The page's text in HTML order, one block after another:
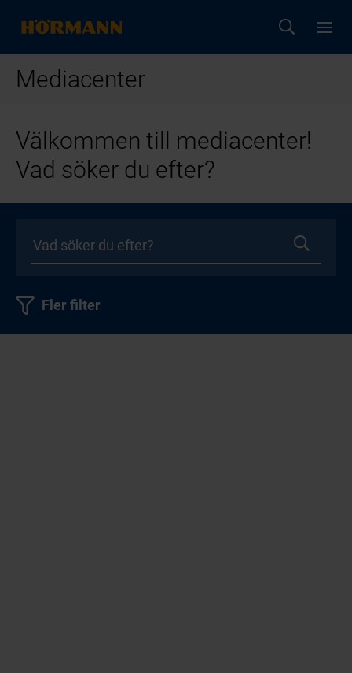
Mediacenter
Välkommen till mediacenter!
Vad söker du efter?
Fler filter